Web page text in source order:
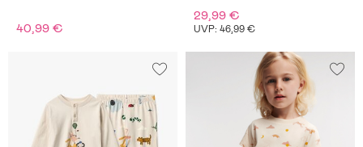
40,99 €
29,99 €
UVP: 46,99 €